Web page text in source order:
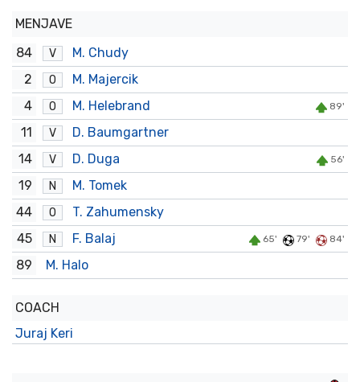
MENJAVE
84
V
M. Chudy
2
O
M. Majercik
4
O M. Helebrand 89'
11 V
D. Baumgartner
14
V D. Duga 56'
19 N
M. Tomek
44
O
T. Zahumensky
45
N F. Balaj 65' 79' 84'
89 M. Halo
COACH
Juraj Keri